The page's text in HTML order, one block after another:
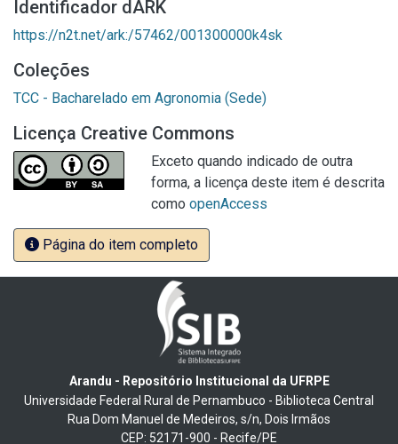
Identificador dARK
https://n2t.net/ark:/57462/001300000k4sk
Coleções
TCC - Bacharelado em Agronomia (Sede)
Licença Creative Commons
Exceto quando indicado de outra
forma, a licença deste item é descrita
como openAccess
Página do item completo
Arandu - Repositório Institucional da UFRPE
Universidade Federal Rural de Pernambuco - Biblioteca Central
Rua Dom Manuel de Medeiros, s/n, Dois Irmãos
CEP: 52171-900 - Recife/PE